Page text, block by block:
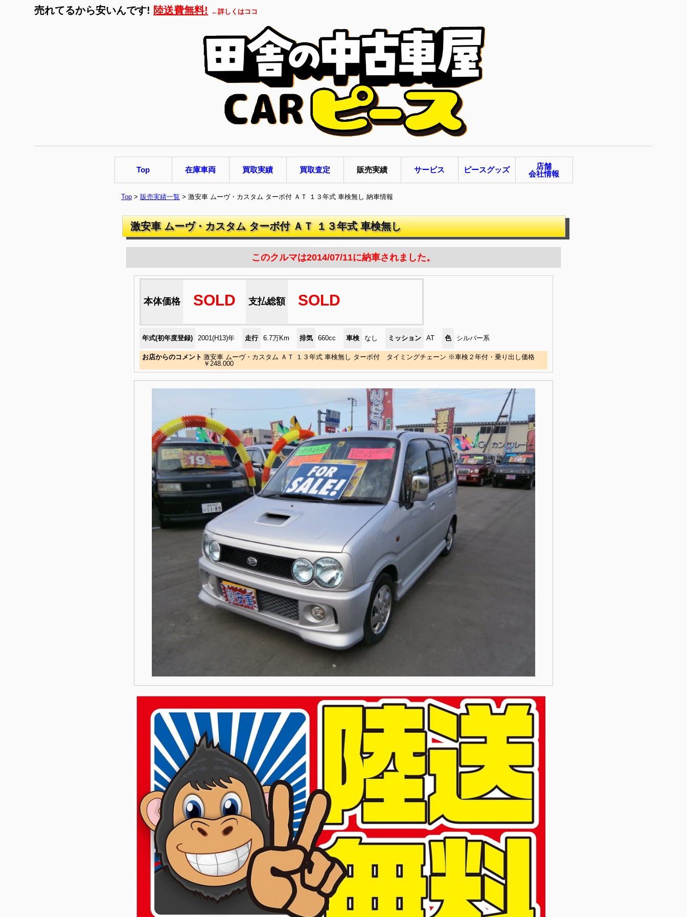
売れてるから安いんです! 陸送費無料! ←詳しくはココ
Top 在庫車両 買取実績 買取査定 販売実績 サービス ピースグッズ
店舗
会社情報
Top > 販売実績一覧 > 激安車 ムーヴ・カスタム ターボ付 ＡＴ １３年式 車検無し 納車情報
激安車 ムーヴ・カスタム ターボ付 ＡＴ １３年式 車検無し
このクルマは2014/07/11に納車されました。
本体価格 SOLD 支払総額 SOLD
年式(初年度登録) 2001(H13)年 走行 6.7万Km 排気 660cc 車検 なし ミッション AT 色 シルバー系
お店からのコメント 激安車 ムーヴ・カスタム ＡＴ １３年式 車検無し ターボ付 タイミングチェーン ※車検２年付・乗り出し価格
￥248.000